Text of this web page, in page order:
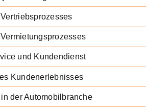
und Kundendienst
Kundenerlebnisses
der Automobilbranche